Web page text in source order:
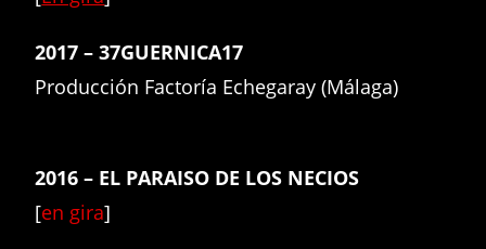
2017 – 37GUERNICA17
Producción Factoría Echegaray (Málaga)
2016 – EL PARAISO DE LOS NECIOS
[en gira]